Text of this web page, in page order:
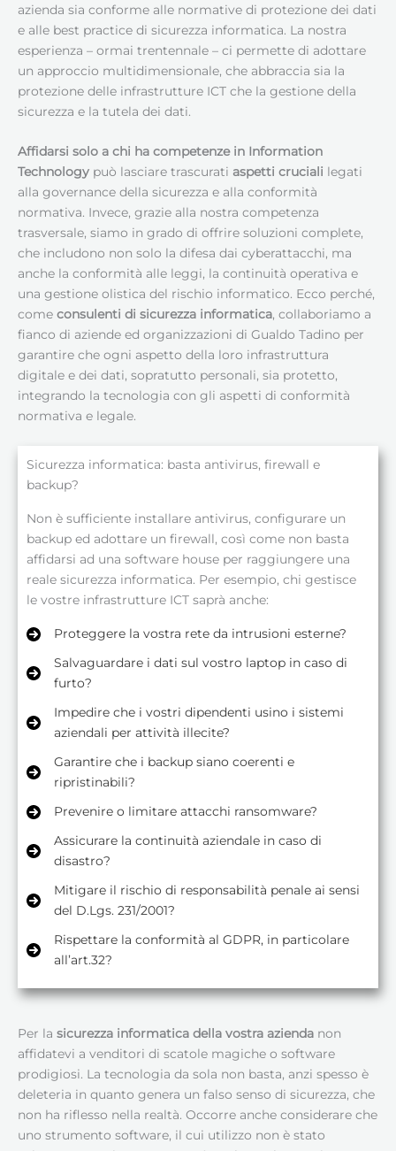
azienda sia conforme alle normative di protezione dei dati
e alle best practice di sicurezza informatica. La nostra
esperienza – ormai trentennale – ci permette di adottare
un approccio multidimensionale, che abbraccia sia la
protezione delle infrastrutture ICT che la gestione della
sicurezza e la tutela dei dati.
Affidarsi solo a chi ha competenze in Information
Technology può lasciare trascurati aspetti cruciali legati
alla governance della sicurezza e alla conformità
normativa. Invece, grazie alla nostra competenza
trasversale, siamo in grado di offrire soluzioni complete,
che includono non solo la difesa dai cyberattacchi, ma
anche la conformità alle leggi, la continuità operativa e
una gestione olistica del rischio informatico. Ecco perché,
come consulenti di sicurezza informatica, collaboriamo a
fianco di aziende ed organizzazioni di Gualdo Tadino per
garantire che ogni aspetto della loro infrastruttura
digitale e dei dati, sopratutto personali, sia protetto,
integrando la tecnologia con gli aspetti di conformità
normativa e legale.
Sicurezza informatica: basta antivirus, firewall e
backup?
Non è sufficiente installare antivirus, configurare un
backup ed adottare un firewall, così come non basta
affidarsi ad una software house per raggiungere una
reale sicurezza informatica. Per esempio, chi gestisce
le vostre infrastrutture ICT saprà anche:
Proteggere la vostra rete da intrusioni esterne?
Salvaguardare i dati sul vostro laptop in caso di
furto?
Impedire che i vostri dipendenti usino i sistemi
aziendali per attività illecite?
Garantire che i backup siano coerenti e
ripristinabili?
Prevenire o limitare attacchi ransomware?
Assicurare la continuità aziendale in caso di
disastro?
Mitigare il rischio di responsabilità penale ai sensi
del D.Lgs. 231/2001?
Rispettare la conformità al GDPR, in particolare
all’art.32?
Per la sicurezza informatica della vostra azienda non
affidatevi a venditori di scatole magiche o software
prodigiosi. La tecnologia da sola non basta, anzi spesso è
deleteria in quanto genera un falso senso di sicurezza, che
non ha riflesso nella realtà. Occorre anche considerare che
uno strumento software, il cui utilizzo non è stato